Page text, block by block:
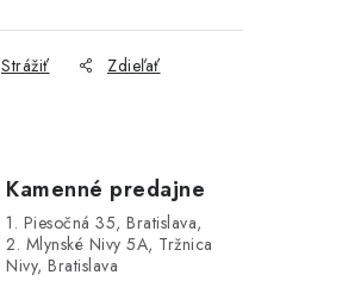
Strážiť Zdieľať
Kamenné predajne
1. Piesočná 35, Bratislava,
2. Mlynské Nivy 5A, Tržnica
Nivy, Bratislava